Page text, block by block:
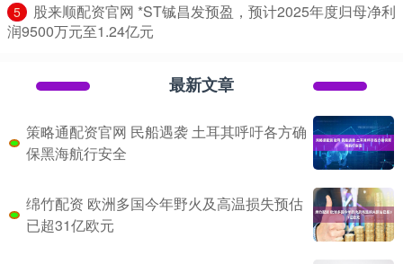
5
​股来顺配资官网 *ST铖昌发预盈，预计2025年度归母净利
润9500万元至1.24亿元
最新文章
策略通配资官网 民船遇袭 土耳其呼吁各方确
保黑海航行安全
绵竹配资 欧洲多国今年野火及高温损失预估
已超31亿欧元